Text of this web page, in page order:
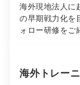
海外現地法人に
の早期戦力化を
ォロー研修をご
海外トレー